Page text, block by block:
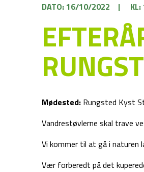
DATO: 16/10/2022 |
Mødested: Rungsted Kyst
Vandrestøvlerne skal trave
Vi kommer til at gå i
Vær forberedt på det